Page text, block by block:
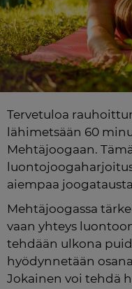
Tervetuloa
lähimetsään 60
Mehtäjoogaan.
aiempaa
Mehtäjoogassa
vaan yhteys
tehdään ulkona
hyödynnetään
Jokainen voi tehdä